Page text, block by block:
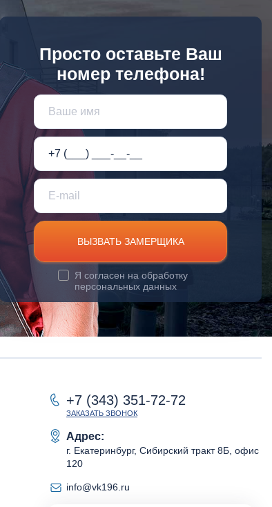
Просто оставьте Ваш
номер телефона!
ВЫЗВАТЬ ЗАМЕРЩИКА
Я согласен на обработку
персональных данных
+7 (343) 351-72-72
ЗАКАЗАТЬ ЗВОНОК
Адрес:
г. Екатеринбург, Сибирский тракт 8Б, офис
120
info@vk196.ru